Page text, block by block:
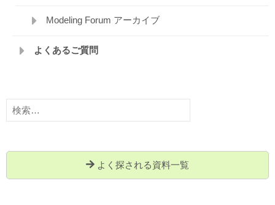
Modeling Forum アーカイブ
よくあるご質問
検
索:
よく探される資料一覧